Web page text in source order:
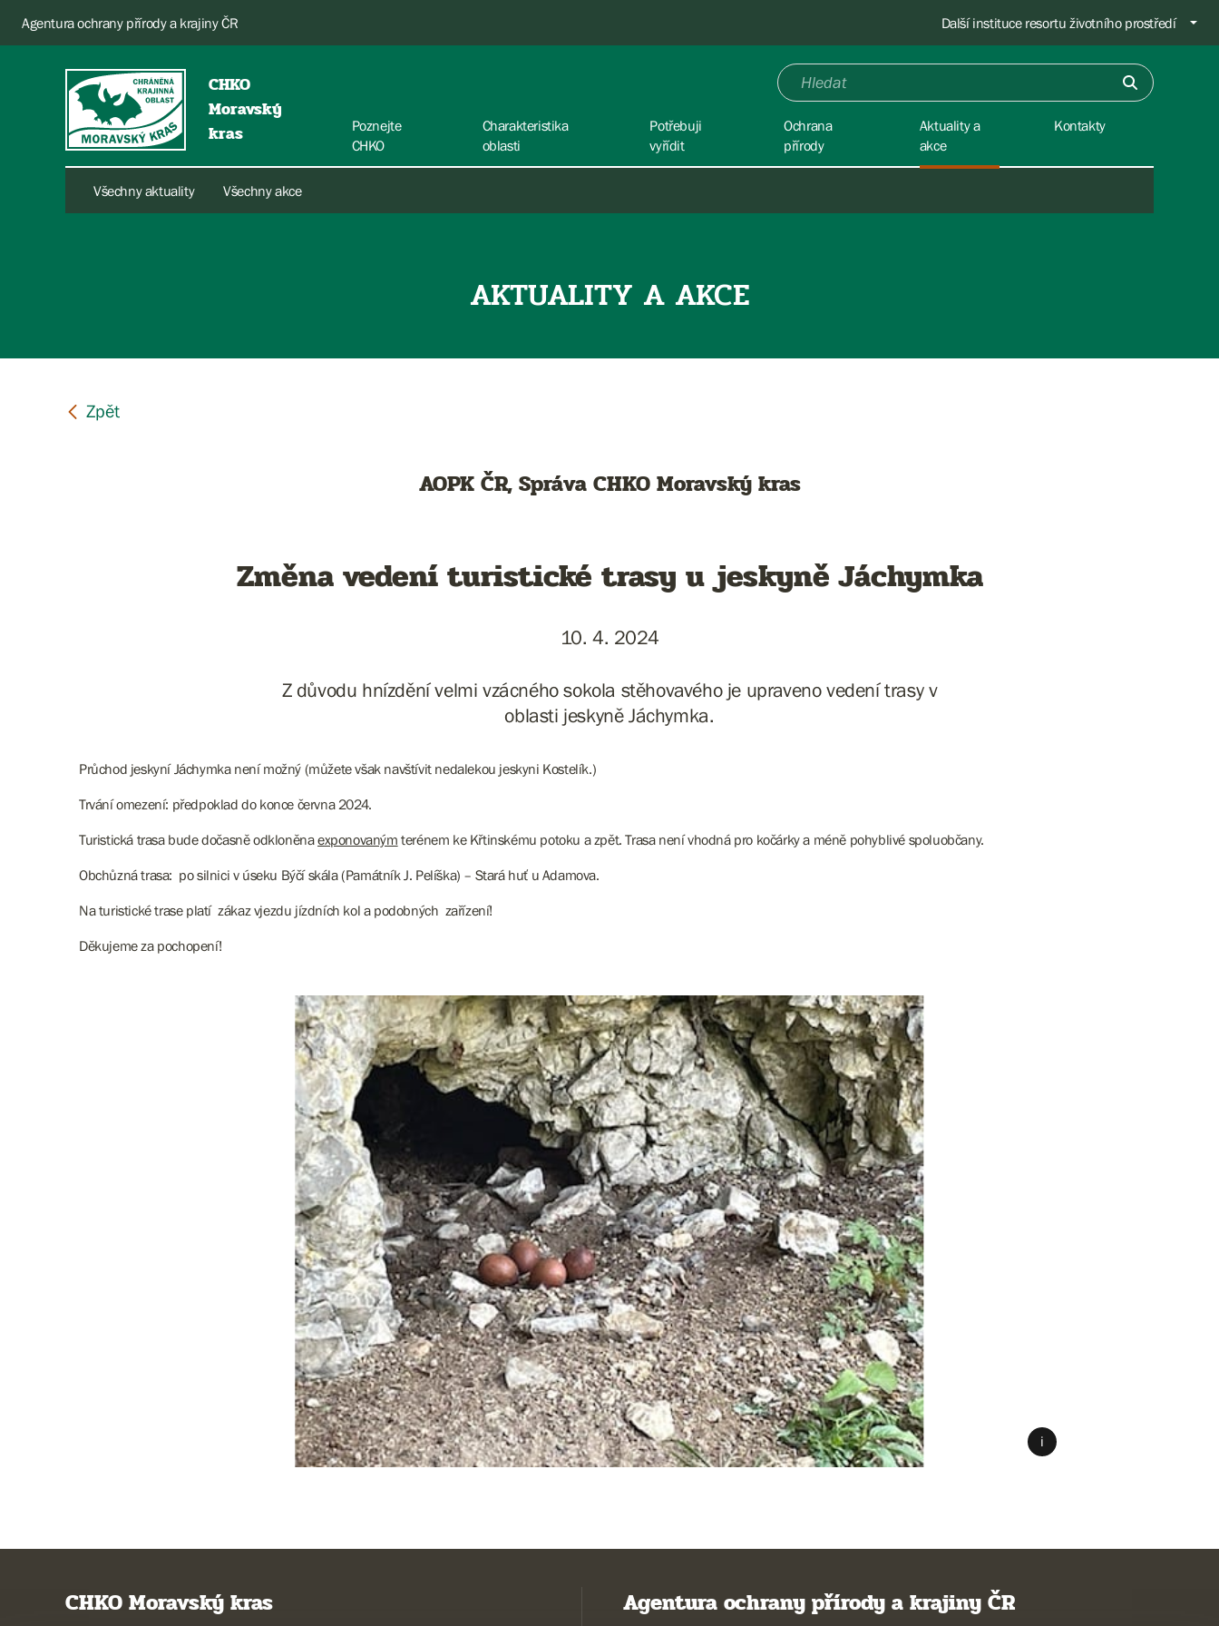
Agentura ochrany přírody a krajiny ČR Další instituce resortu životního prostředí
CHKO
Moravský
kras
Poznejte
CHKO
Charakteristika
oblasti
Potřebuji
vyřídit
Ochrana
přírody
Aktuality a
akce
Všechny aktuality Všechny akce
Kontakty
AKTUALITY A AKCE
AOPK ČR, Správa CHKO Moravský kras
Změna vedení turistické trasy u jeskyně Jáchymka
10. 4. 2024
Z důvodu hnízdění velmi vzácného sokola stěhovavého je upraveno vedení trasy v
oblasti jeskyně Jáchymka.
Průchod jeskyní Jáchymka není možný (můžete však navštívit nedalekou jeskyni Kostelík.)
Trvání omezení: předpoklad do konce června 2024.
Turistická trasa bude dočasně odkloněnaexponovaným terénem ke Křtinskému potoku a zpět. Trasa není vhodná pro kočárky a méně pohyblivé spoluobčany.
Obchůzná trasa: po silnici v úseku Býčí skála (Památník J. Pelíška) – Stará huť u Adamova.
Na turistické trase platí zákaz vjezdu jízdních kol a podobných zařízení!
Děkujeme za pochopení!
CHKO Moravský kras Agentura ochrany přírody a krajiny ČR